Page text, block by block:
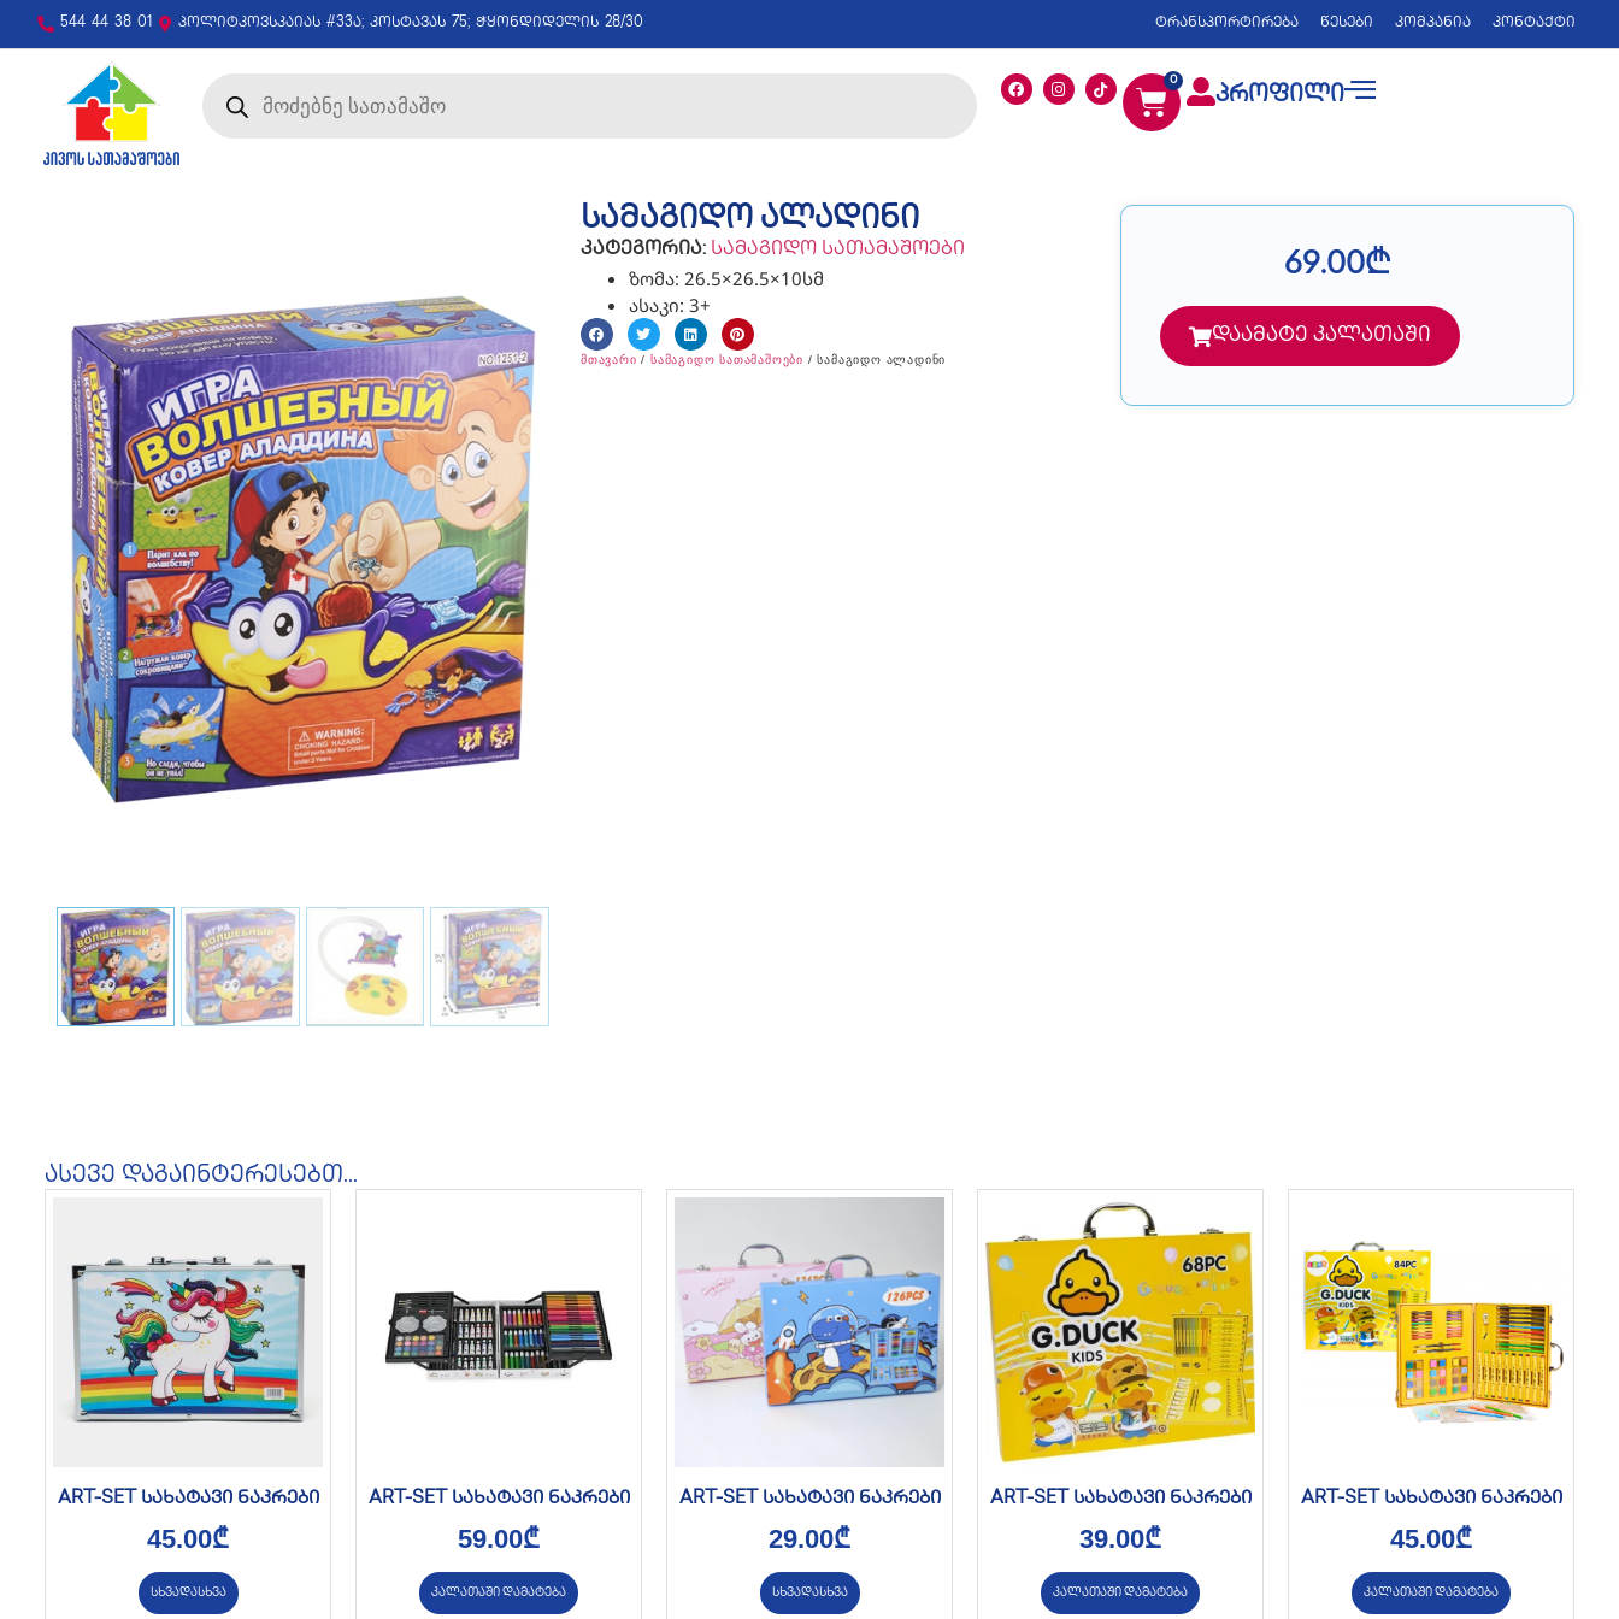
544 44 38 01 პოლიტკოვსკაიას #33ა; კოსტავას 75; ჭყონდიდელის 28/30 ტრანსპორტირება წესები კომპანია კონტაქტი
0
პროფილი
სამაგიდო ალადინი
კატეგორია: სამაგიდო სათამაშოები
ზომა: 26.5×26.5×10სმ
ასაკი: 3+
მთავარი / სამაგიდო სათამაშოები / სამაგიდო ალადინი
69.00₾
დაამატე კალათაში
ასევე დაგაინტერესებთ...
ART-SET სახატავი ნაკრები
45.00₾
სხვადასხვა
ART-SET სახატავი ნაკრები
59.00₾
კალათაში დამატება
ART-SET სახატავი ნაკრები
29.00₾
სხვადასხვა
ART-SET სახატავი ნაკრები
39.00₾
კალათაში დამატება
ART-SET სახატავი ნაკრები
45.00₾
კალათაში დამატება